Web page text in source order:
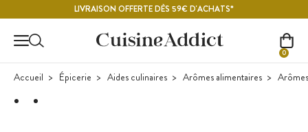
LIVRAISON OFFERTE DÈS 59€ D'ACHATS*
0
Accueil Épicerie Aides culinaires Arômes alimentaires